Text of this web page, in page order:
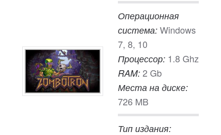
Операционная
система: Windows
7, 8, 10
Процессор: 1.8 Ghz
RAM: 2 Gb
Места на диске:
726 MB
Тип издания: